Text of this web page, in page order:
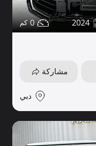
2024
0
مشاركة
دبي